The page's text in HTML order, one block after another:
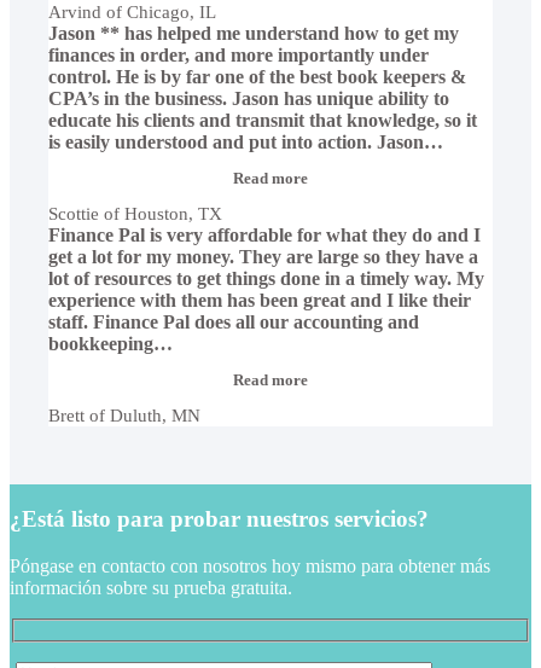
IL”
Arvind of Chicago, IL
Jason ** has helped me understand how to get my
finances in order, and more importantly under
control. He is by far one of the best book keepers &
CPA’s in the business. Jason has unique ability to
educate his clients and transmit that knowledge, so it
is easily understood and put into action. Jason…
Read more“Scottie
TX”
Scottie of Houston, TX
Finance Pal is very affordable for what they do and I
get a lot for my money. They are large so they have a
lot of resources to get things done in a timely way. My
experience with them has been great and I like their
staff. Finance Pal does all our accounting and
bookkeeping…
Read more“Brett
Brett of Duluth, MN
¿Está listo para probar nuestros servicios?
Póngase en contacto con nosotros hoy mismo para obtener más
información sobre su prueba gratuita.